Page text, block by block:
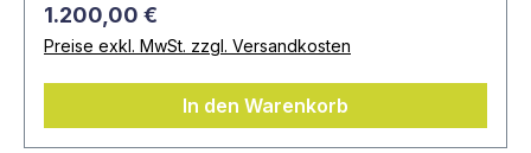
1.200,00 €
Preise exkl. MwSt. zzgl. Versandkosten
In den Warenkorb